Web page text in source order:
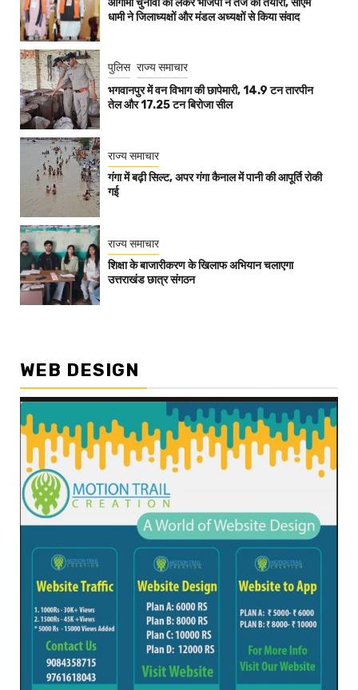
धामी ने जिलाध्यक्षों और मंडल अध्यक्षों से किया संवाद
पुलिस राज्य समाचार
भगवानपुर में वन विभाग की छापेमारी, 14.9 टन तारपीन
तेल और 17.25 टन बिरोजा सील
राज्य समाचार
गंगा में बढ़ी सिल्ट, अपर गंगा कैनाल में पानी की आपूर्ति रोकी
गई
राज्य समाचार
शिक्षा के बाजारीकरण के खिलाफ अभियान चलाएगा
उत्तराखंड छात्र संगठन
WEB DESIGN